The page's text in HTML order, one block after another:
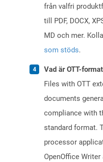
från valfri
till PDF, DOCX,
MD och mer.
som stöds.
Vad är OTT-
Files with OTT
documents
compliance with
standard format.
processor
OpenOffice